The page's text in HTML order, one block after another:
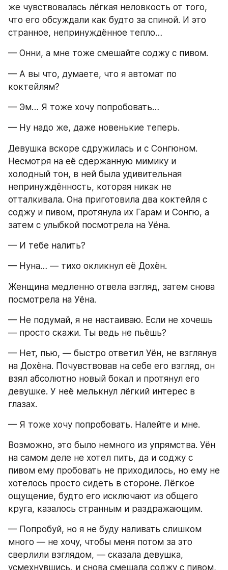
же чувствовалась лёгкая неловкость от того,
что его обсуждали как будто за спиной. И это
странное, непринуждённое тепло…
— Онни, а мне тоже смешайте соджу с пивом.
— А вы что, думаете, что я автомат по
коктейлям?
— Эм… Я тоже хочу попробовать…
— Ну надо же, даже новенькие теперь.
Девушка вскоре сдружилась и с Сонгюном.
Несмотря на её сдержанную мимику и
холодный тон, в ней была удивительная
непринуждённость, которая никак не
отталкивала. Она приготовила два коктейля с
соджу и пивом, протянула их Гарам и Сонгю, а
затем с улыбкой посмотрела на Уёна.
— И тебе налить?
— Нуна… — тихо окликнул её Дохён.
Женщина медленно отвела взгляд, затем снова
посмотрела на Уёна.
— Не подумай, я не настаиваю. Если не хочешь
— просто скажи. Ты ведь не пьёшь?
— Нет, пью, — быстро ответил Уён, не взглянув
на Дохёна. Почувствовав на себе его взгляд, он
взял абсолютно новый бокал и протянул его
девушке. У неё мелькнул лёгкий интерес в
глазах.
— Я тоже хочу попробовать. Налейте и мне.
Возможно, это было немного из упрямства. Уён
на самом деле не хотел пить, да и соджу с
пивом ему пробовать не приходилось, но ему не
хотелось просто сидеть в стороне. Лёгкое
ощущение, будто его исключают из общего
круга, казалось странным и раздражающим.
— Попробуй, но я не буду наливать слишком
много — не хочу, чтобы меня потом за это
сверлили взглядом, — сказала девушка,
усмехнувшись, и снова смешала соджу с пивом,